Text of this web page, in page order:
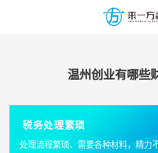
温州创业有哪些
税务处理繁琐
处理流程繁琐、需要各种材料，精力